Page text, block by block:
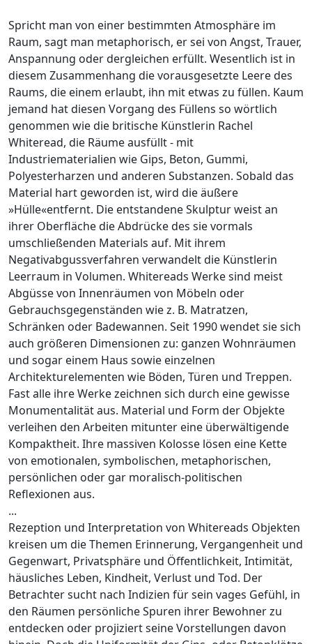
Spricht man von einer bestimmten Atmosphäre im
Raum, sagt man metaphorisch, er sei von Angst, Trauer,
Anspannung oder dergleichen erfüllt. Wesentlich ist in
diesem Zusammenhang die vorausgesetzte Leere des
Raums, die einem erlaubt, ihn mit etwas zu füllen. Kaum
jemand hat diesen Vorgang des Füllens so wörtlich
genommen wie die britische Künstlerin Rachel
Whiteread, die Räume ausfüllt - mit
Industriematerialien wie Gips, Beton, Gummi,
Polyesterharzen und anderen Substanzen. Sobald das
Material hart geworden ist, wird die äußere
»Hülle«entfernt. Die entstandene Skulptur weist an
ihrer Oberfläche die Abdrücke des sie vormals
umschließenden Materials auf. Mit ihrem
Negativabgussverfahren verwandelt die Künstlerin
Leerraum in Volumen. Whitereads Werke sind meist
Abgüsse von Innenräumen von Möbeln oder
Gebrauchsgegenständen wie z. B. Matratzen,
Schränken oder Badewannen. Seit 1990 wendet sie sich
auch größeren Dimensionen zu: ganzen Wohnräumen
und sogar einem Haus sowie einzelnen
Architekturelementen wie Böden, Türen und Treppen.
Fast alle ihre Werke zeichnen sich durch eine gewisse
Monumentalität aus. Material und Form der Objekte
verleihen den Arbeiten mitunter eine überwältigende
Kompaktheit. Ihre massiven Kolosse lösen eine Kette
von emotionalen, symbolischen, metaphorischen,
persönlichen oder gar moralisch-politischen
Reflexionen aus.
...
Rezeption und Interpretation von Whitereads Objekten
kreisen um die Themen Erinnerung, Vergangenheit und
Gegenwart, Privatsphäre und Öffentlichkeit, Intimität,
häusliches Leben, Kindheit, Verlust und Tod. Der
Betrachter sucht nach Indizien für sein vages Gefühl, in
den Räumen persönliche Spuren ihrer Bewohner zu
entdecken oder projiziert seine Vorstellungen davon